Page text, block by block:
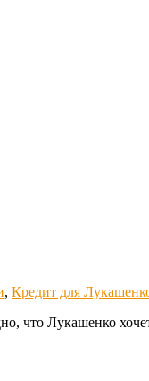
, Кредит для
что Лукашенко